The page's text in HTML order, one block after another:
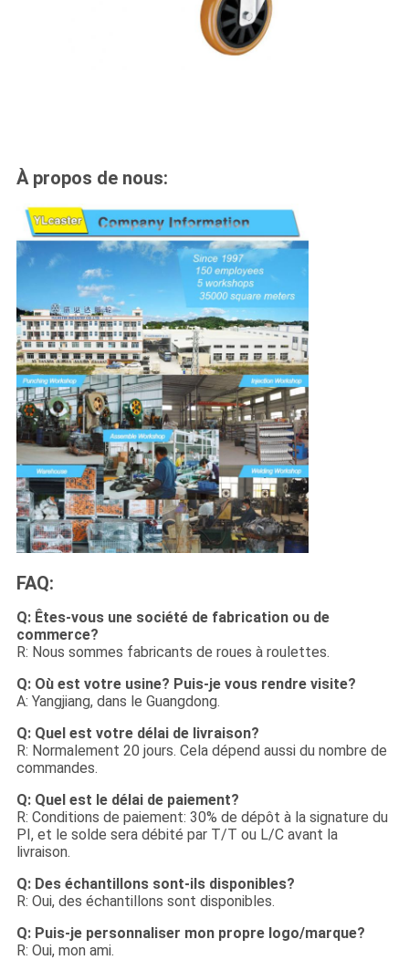
À propos de nous:
FAQ:
Q: Êtes-vous une société de fabrication ou de
commerce?
R: Nous sommes fabricants de roues à roulettes.
Q: Où est votre usine? Puis-je vous rendre visite?
A: Yangjiang, dans le Guangdong.
Q: Quel est votre délai de livraison?
R: Normalement 20 jours. Cela dépend aussi du nombre de
commandes.
Q: Quel est le délai de paiement?
R: Conditions de paiement: 30% de dépôt à la signature du
PI, et le solde sera débité par T/T ou L/C avant la
livraison.
Q: Des échantillons sont-ils disponibles?
R: Oui, des échantillons sont disponibles.
Q: Puis-je personnaliser mon propre logo/marque?
R: Oui, mon ami.